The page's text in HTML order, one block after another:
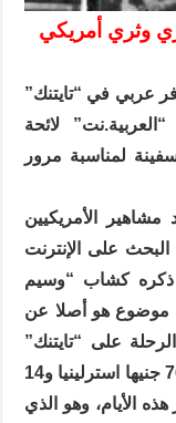
وثري أمريكي
مسافر عربي في “تايتنك”
تنشر “العربية.نت” لائحة
لمناسبة مرور
الأمريكيين
على الإنترنت
كشاب “وسيم
موضوع هو أصلا عن
على “تايتنك”
واشترى له تذكرة بالدرجة الأولى سعرها 76 جنيها استرلينيا و14
8 آلاف دولار هذه الأيام، وهو الذي